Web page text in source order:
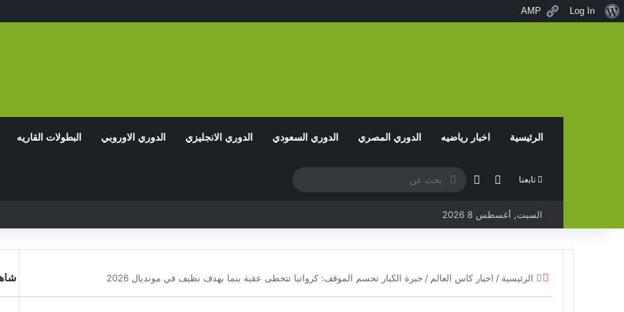
نبذةLog In
AMP
الرئيسية اخبار رياضيه الدوري المصري الدوري السعودي الدوري الانجليزي الدوري الاوروبي البطولات القاريه
تابعنا مقال عشوائي
الوضع المظلم
بحث
السبت, أغسطس 8 2026
الرئيسية / اخبار كاس العالم / خبرة الكبار تحسم الموقف: كرواتيا تتخطى عقبة بنما بهدف نظيف في مونديال 2026 إغلاق